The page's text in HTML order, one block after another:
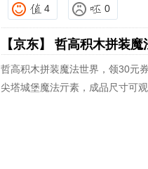
4 0
【京东】 哲高积木拼装
哲高积木拼装魔法世界，领30元
尖塔城堡魔法亓素，成品尺寸可